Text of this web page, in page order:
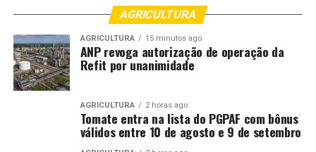
AGRICULTURA
AGRICULTURA 15 minutos ago
ANP revoga autorização de operação da
Refit por unanimidade
AGRICULTURA 2 horas ago
Tomate entra na lista do PGPAF com bônus
válidos entre 10 de agosto e 9 de setembro